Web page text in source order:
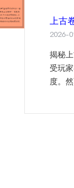
上古
2026-
揭秘
受玩
度。